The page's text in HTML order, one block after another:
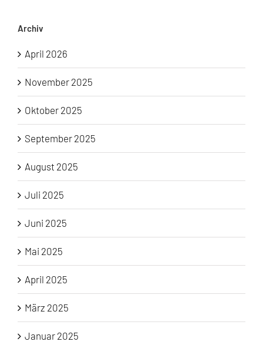
Archiv
April 2026
November 2025
Oktober 2025
September 2025
August 2025
Juli 2025
Juni 2025
Mai 2025
April 2025
März 2025
Januar 2025